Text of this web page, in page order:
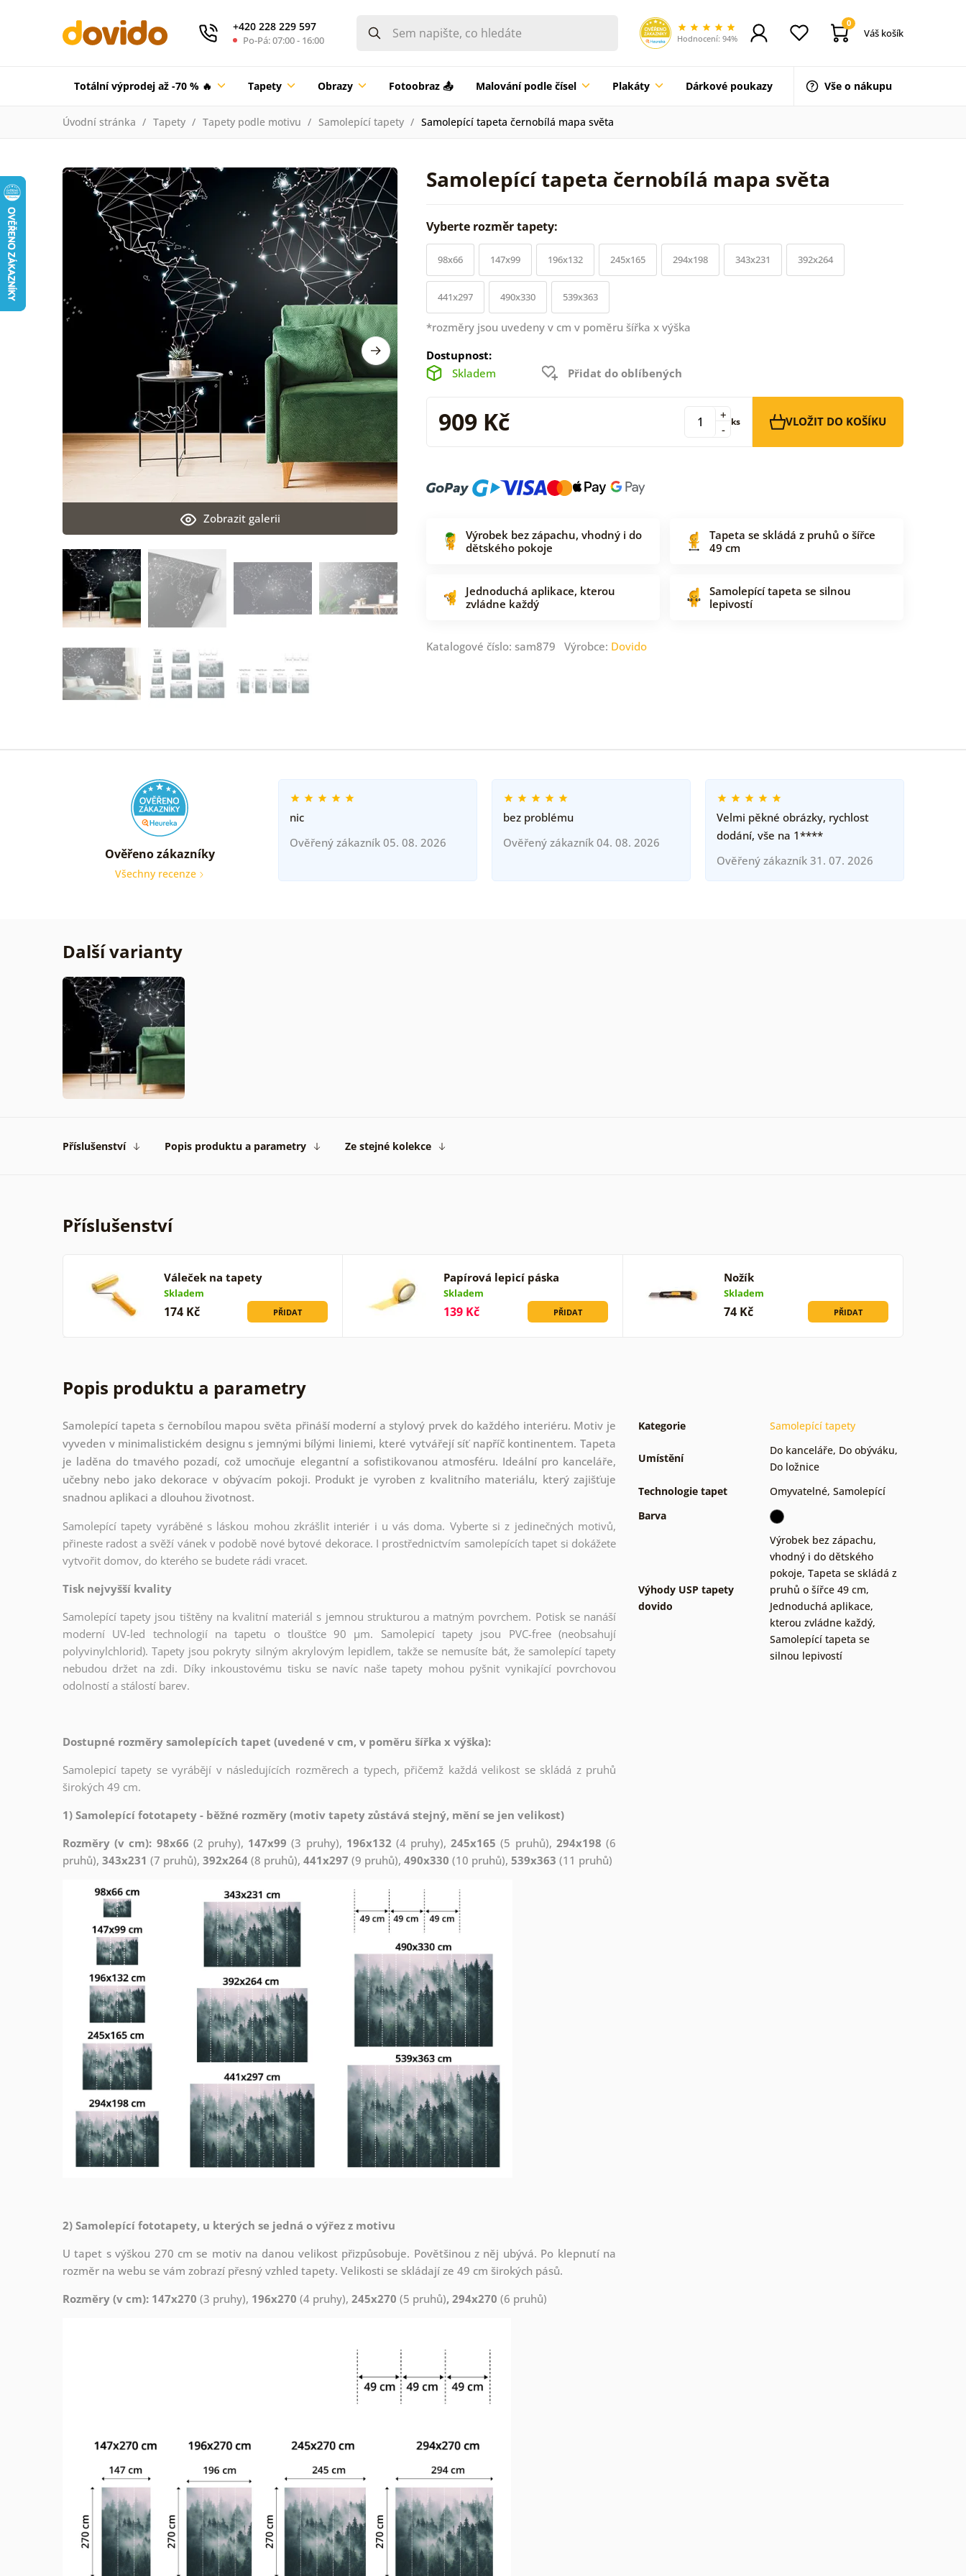
+420 228 229 597
Po-Pá: 07:00 - 16:00 Hodnocení: 94%
0
Váš košík
Totální výprodej až -70 % 🔥 Tapety Obrazy Fotoobraz 📤 Malování podle čísel Plakáty Dárkové poukazy Vše o nákupu
Úvodní stránka Tapety Tapety podle motivu Samolepící tapety Samolepící tapeta černobílá mapa světa
Samolepící tapeta černobílá mapa světa
Zobrazit galerii
Vyberte rozměr tapety:
98x66 147x99 196x132 245x165 294x198 343x231 392x264
441x297 490x330 539x363
*rozměry jsou uvedeny v cm v poměru šířka x výška
Dostupnost:
Skladem
Přidat do oblíbených
909 Kč -
+ ks VLOŽIT DO KOŠÍKU
Výrobek bez zápachu, vhodný i do
dětského pokoje
Tapeta se skládá z pruhů o šířce
49 cm
Jednoduchá aplikace, kterou
zvládne každý
Samolepící tapeta se silnou
lepivostí
Katalogové číslo: sam879 Výrobce: Dovido
Ověřeno zákazníky
Všechny recenze
nic
Ověřený zákazník 05. 08. 2026
bez problému
Ověřený zákazník 04. 08. 2026
Velmi pěkné obrázky, rychlost
dodání, vše na 1****
Ověřený zákazník 31. 07. 2026
Další varianty
Příslušenství Popis produktu a parametry Ze stejné kolekce
Příslušenství
Váleček na tapety
Skladem
174 Kč PŘIDAT
Papírová lepicí páska
Skladem
139 Kč PŘIDAT
Nožík
Skladem
74 Kč PŘIDAT
Popis produktu a parametry
Samolepící tapeta s černobílou mapou světa přináší moderní a stylový prvek do každého interiéru. Motiv je
vyveden v minimalistickém designu s jemnými bílými liniemi, které vytvářejí síť napříč kontinentem. Tapeta
je laděna do tmavého pozadí, což umocňuje elegantní a sofistikovanou atmosféru. Ideální pro kanceláře,
učebny nebo jako dekorace v obývacím pokoji. Produkt je vyroben z kvalitního materiálu, který zajišťuje
snadnou aplikaci a dlouhou životnost.
Samolepící tapety vyráběné s láskou mohou zkrášlit interiér i u vás doma. Vyberte si z jedinečných motivů,
přineste radost a svěží vánek v podobě nové bytové dekorace. I prostřednictvím samolepících tapet si dokážete
vytvořit domov, do kterého se budete rádi vracet.
Tisk nejvyšší kvality
Samolepící tapety jsou tištěny na kvalitní materiál s jemnou strukturou a matným povrchem. Potisk se nanáší
moderní UV-led technologií na tapetu o tloušťce 90 µm. Samolepicí tapety jsou PVC-free (neobsahují
polyvinylchlorid). Tapety jsou pokryty silným akrylovým lepidlem, takže se nemusíte bát, že samolepící tapety
nebudou držet na zdi. Díky inkoustovému tisku se navíc naše tapety mohou pyšnit vynikající povrchovou
odolností a stálostí barev.
Dostupné rozměry samolepících tapet (uvedené v cm, v poměru šířka x výška):
Samolepicí tapety se vyrábějí v následujících rozměrech a typech, přičemž každá velikost se skládá z pruhů
širokých 49 cm.
1) Samolepící fototapety - běžné rozměry (motiv tapety zůstává stejný, mění se jen velikost)
Rozměry (v cm): 98x66 (2 pruhy), 147x99 (3 pruhy), 196x132 (4 pruhy),245x165 (5 pruhů), 294x198 (6
pruhů), 343x231 (7 pruhů), 392x264 (8 pruhů), 441x297 (9 pruhů), 490x330 (10 pruhů), 539x363 (11 pruhů)
2) Samolepící fototapety, u kterých se jedná o výřez z motivu
U tapet s výškou 270 cm se motiv na danou velikost přizpůsobuje. Povětšinou z něj ubývá. Po klepnutí na
rozměr na webu se vám zobrazí přesný vzhled tapety. Velikosti se skládají ze 49 cm širokých pásů.
Rozměry (v cm): 147x270 (3 pruhy), 196x270 (4 pruhy), 245x270 (5 pruhů), 294x270 (6 pruhů)
Kategorie Samolepící tapety
Umístění
Do kanceláře, Do obýváku,
Do ložnice
Technologie tapet
Omyvatelné, Samolepící
Barva
Výhody USP tapety
dovido
Výrobek bez zápachu,
vhodný i do dětského
pokoje, Tapeta se skládá z
pruhů o šířce 49 cm,
Jednoduchá aplikace,
kterou zvládne každý,
Samolepící tapeta se
silnou lepivostí